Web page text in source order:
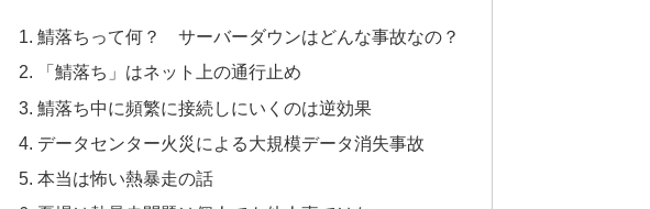
鯖落ちって何？ サーバーダウンはどんな事故なの？
「鯖落ち」はネット上の通行止め
鯖落ち中に頻繁に接続しにいくのは逆効果
データセンター火災による大規模データ消失事故
本当は怖い熱暴走の話